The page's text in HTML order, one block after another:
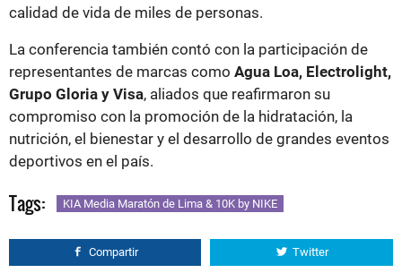
calidad de vida de miles de personas.
La conferencia también contó con la participación de
representantes de marcas como Agua Loa, Electrolight,
Grupo Gloria y Visa, aliados que reafirmaron su
compromiso con la promoción de la hidratación, la
nutrición, el bienestar y el desarrollo de grandes eventos
deportivos en el país.
Tags: KIA Media Maratón de Lima & 10K by NIKE
Compartir Twitter